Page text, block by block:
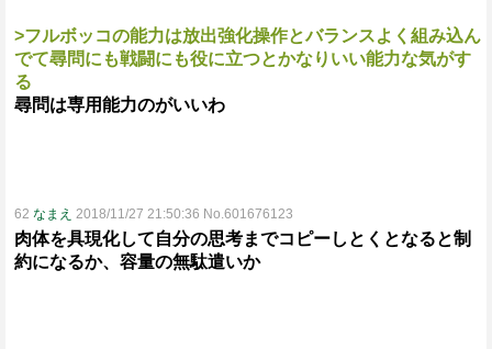
>フルボッコの能力は放出強化操作とバランスよく組み込ん
でて尋問にも戦闘にも役に立つとかなりいい能力な気がす
る
尋問は専用能力のがいいわ
62 なまえ 2018/11/27 21:50:36 No.601676123
肉体を具現化して自分の思考までコピーしとくとなると制
約になるか、容量の無駄遣いか